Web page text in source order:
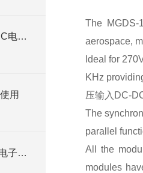
小尺寸，功率AC/DC,DC/DC电源模块西安浩南电子
用
LT108-S7的应用-西安浩南电子科技有限公司
The
aerospace,
Ideal for
KHz
压输入DC-
The
parallel
All the
modules